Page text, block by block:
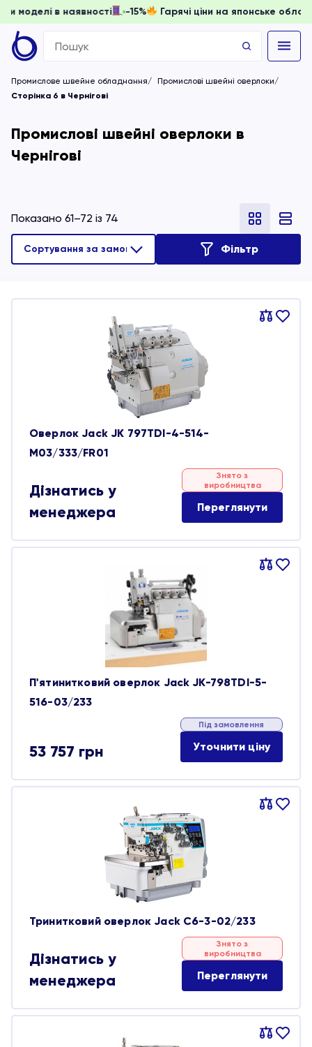
доки моделі в наявності -15% Гарячі ціни на
Search
for:
Промислове швейне обладнання
Промислові швейні оверлоки
Сторінка 6 в Чернігові
Промислові швейні оверлоки в
Чернігові
Показано 61–72 із 74
Фільтр
Порівняти
В
Оверлок Jack JK 797TDI-4-514-
M03/333/FR01
Дізнатись у
менеджера
Знято з
виробництва
Переглянути
Порівняти
В
П'ятинитковий оверлок Jack JK-798TDI-5-
516-03/233
53 757 грн
Під замовлення
Уточнити ціну
Порівняти
В
Тринитковий оверлок Jack C6-3-02/233
Дізнатись у
менеджера
Знято з
виробництва
Переглянути
Порівняти
В